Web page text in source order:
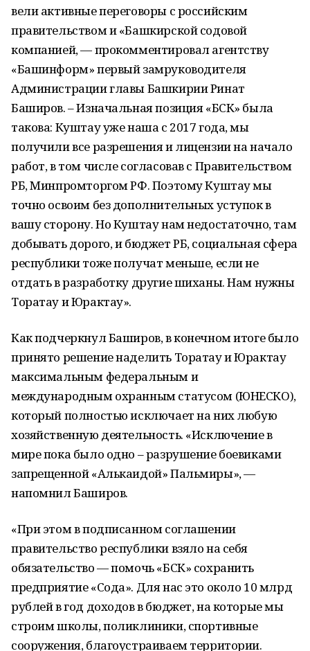
вели активные переговоры с российским
правительством и «Башкирской содовой
компанией, — прокомментировал агентству
«Башинформ» первый замруководителя
Администрации главы Башкирии Ринат
Баширов. – Изначальная позиция «БСК» была
такова: Куштау уже наша с 2017 года, мы
получили все разрешения и лицензии на начало
работ, в том числе согласовав с Правительством
РБ, Минпромторгом РФ. Поэтому Куштау мы
точно освоим без дополнительных уступок в
вашу сторону. Но Куштау нам недостаточно, там
добывать дорого, и бюджет РБ, социальная сфера
республики тоже получат меньше, если не
отдать в разработку другие шиханы. Нам нужны
Торатау и Юрактау».
Как подчеркнул Баширов, в конечном итоге было
принято решение наделить Торатау и Юрактау
максимальным федеральным и
международным охранным статусом (ЮНЕСКО),
который полностью исключает на них любую
хозяйственную деятельность. «Исключение в
мире пока было одно – разрушение боевиками
запрещенной «Алькаидой» Пальмиры», —
напомнил Баширов.
«При этом в подписанном соглашении
правительство республики взяло на себя
обязательство — помочь «БСК» сохранить
предприятие «Сода». Для нас это около 10 млрд
рублей в год доходов в бюджет, на которые мы
строим школы, поликлиники, спортивные
сооружения, благоустраиваем территории.